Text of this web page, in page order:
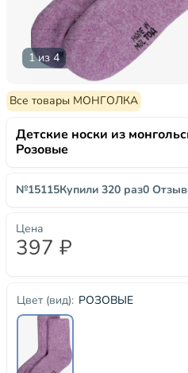
1 из 4
Все товары МОНГОЛКА
Детские носки из
Розовые
№15115Купили 320 раз0
Цвет (вид): РОЗОВЫЕ
Цена
397 ₽